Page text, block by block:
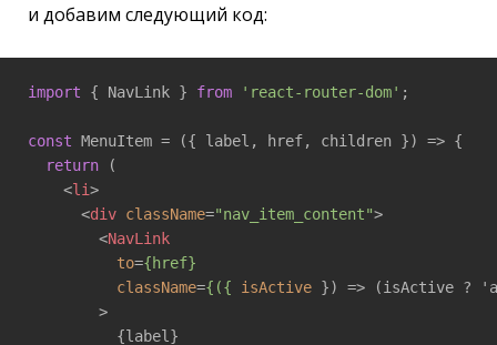
и добавим следующий код:
import { NavLink } from 'react-router-dom' ;
const MenuItem = ({ label, href, children }) => {
return (
<li>
<div className="nav_item_content">
<NavLink
to={href}
className={({ isActive }) => (isActive ?
        >
          {label}